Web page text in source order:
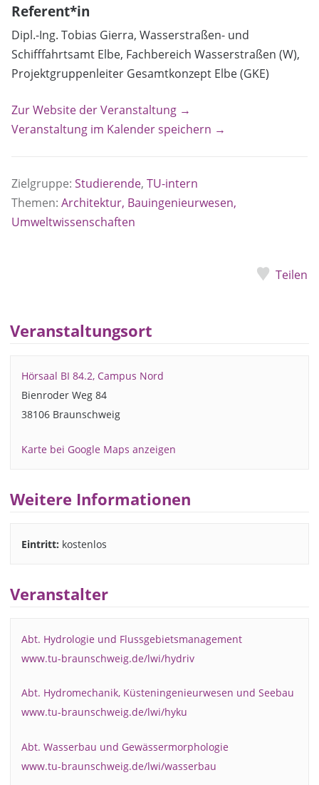
Referent*in
Dipl.-Ing. Tobias Gierra, Wasserstraßen- und
Schifffahrtsamt Elbe, Fachbereich Wasserstraßen (W),
Projektgruppenleiter Gesamtkonzept Elbe (GKE)
Zur Website der Veranstaltung →
Veranstaltung im Kalender speichern →
Zielgruppe: Studierende, TU-intern
Themen: Architektur, Bauingenieurwesen,
Umweltwissenschaften
Teilen
Veranstaltungsort
Hörsaal BI 84.2, Campus Nord
Bienroder Weg 84
38106 Braunschweig
Karte bei Google Maps anzeigen
Weitere Informationen
Eintritt: kostenlos
Veranstalter
Abt. Hydrologie und Flussgebietsmanagement
www.tu-braunschweig.de/lwi/hydriv
Abt. Hydromechanik, Küsteningenieurwesen und Seebau
www.tu-braunschweig.de/lwi/hyku
Abt. Wasserbau und Gewässermorphologie
www.tu-braunschweig.de/lwi/wasserbau